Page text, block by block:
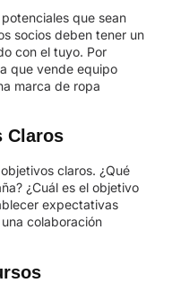
que sean
socios deben tener un
con el tuyo. Por
que vende equipo
marca de ropa
Claros
claros. ¿Qué
¿Cuál es el objetivo
expectativas
colaboración